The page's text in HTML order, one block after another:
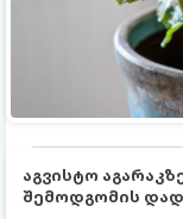
აგვისტო
შემოდგომის